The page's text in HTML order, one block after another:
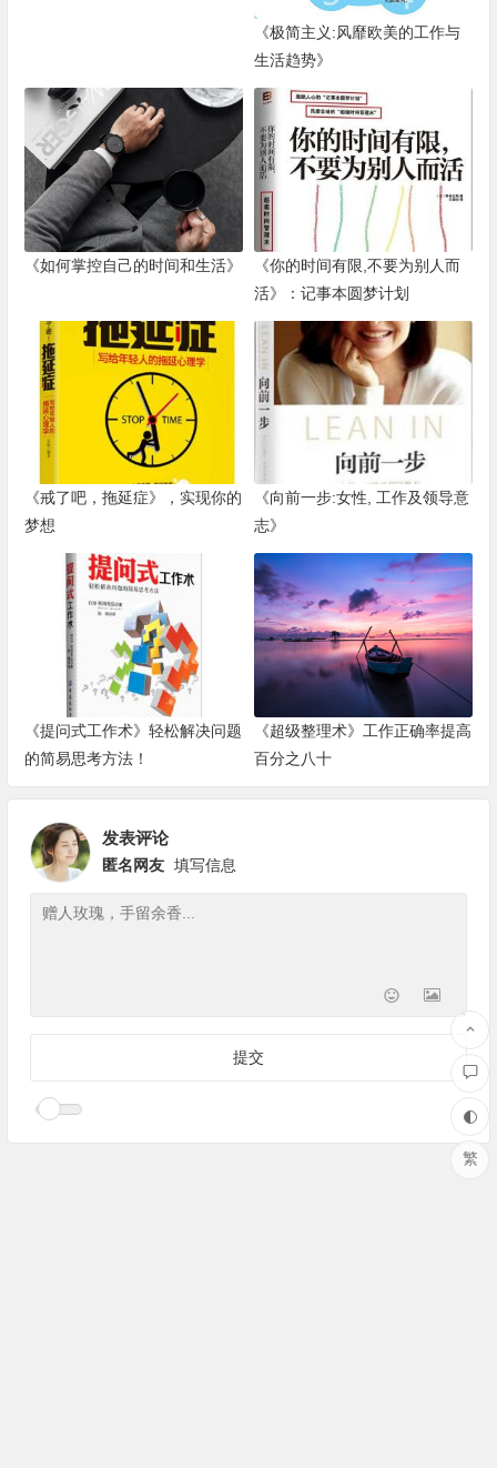
《极简主义:风靡欧美的工作与
生活趋势》
《如何掌控自己的时间和生活》
《你的时间有限,不要为别人而
活》：记事本圆梦计划
《戒了吧，拖延症》，实现你的
梦想
《向前一步:女性, 工作及领导意
志》
《提问式工作术》轻松解决问题
的简易思考方法！
《超级整理术》工作正确率提高
百分之八十
发表评论
匿名网友 填写信息
繁